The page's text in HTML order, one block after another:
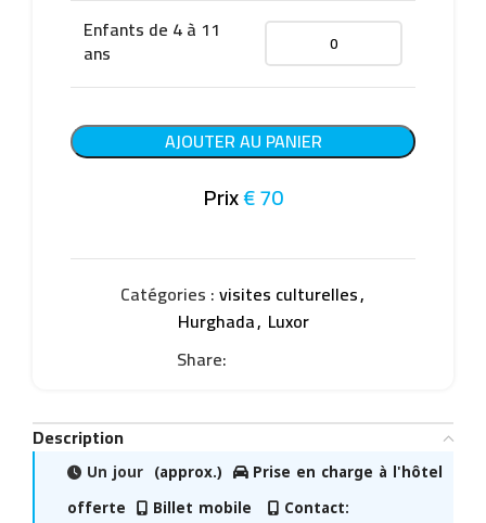
Enfants de 4 à 11
ans
AJOUTER AU PANIER
Prix€70
Catégories :visites culturelles,
Hurghada, Luxor
Share:
Description
Un jour (approx.)
Prise en charge à l'hôtel
offerte
Billet mobile
Contact: